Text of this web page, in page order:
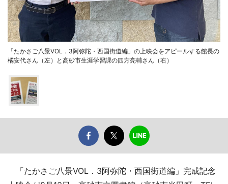
「たかさご八景VOL．3阿弥陀・西国街道編」の上映会をアピールする館長の
橘安代さん（左）と高砂市生涯学習課の四方亮輔さん（右）
「たかさご八景VOL．3阿弥陀・西国街道編」完成記念